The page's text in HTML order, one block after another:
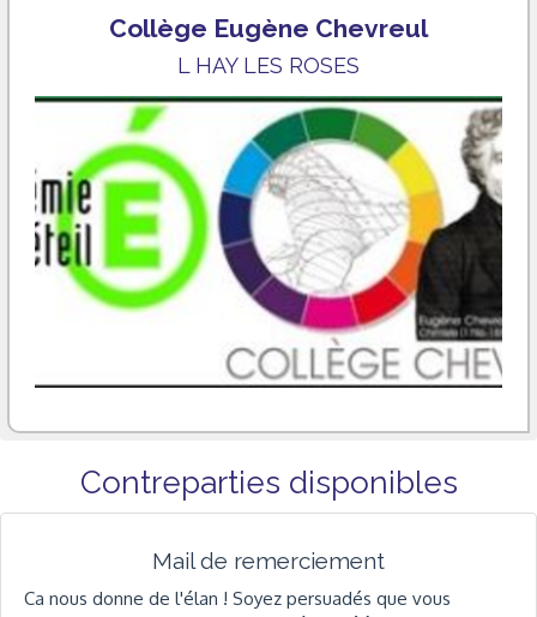
Collège Eugène Chevreul
L HAY LES ROSES
Contreparties disponibles
Mail de remerciement
Ca nous donne de l'élan ! Soyez persuadés que vous